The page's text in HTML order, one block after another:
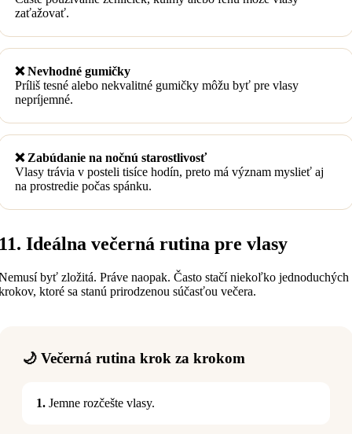
zaťažovať.
❌ Nevhodné gumičky
Príliš tesné alebo nekvalitné gumičky môžu byť pre vlasy
nepríjemné.
❌ Zabúdanie na nočnú starostlivosť
Vlasy trávia v posteli tisíce hodín, preto má význam myslieť aj
na prostredie počas spánku.
Ideálna večerná rutina pre vlasy
byť zložitá. Práve naopak. Často stačí niekoľko jednoduchých
ktoré sa stanú prirodzenou súčasťou večera.
🌙 Večerná rutina krok za krokom
1. Jemne rozčešte vlasy.